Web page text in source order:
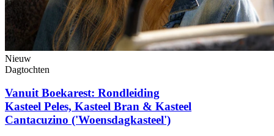
Nieuw
Dagtochten
Vanuit Boekarest: Rondleiding
Kasteel Peles, Kasteel Bran & Kasteel
Cantacuzino ('Woensdagkasteel')